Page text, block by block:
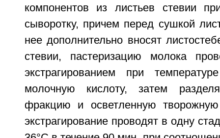
компонентов из листьев стевии
сыворотку, причем перед сушкой
нее дополнительно вносят
стевии, пастеризацию молока
экстрагированием при
молочную кислоту, затем
фракцию и осветленную
экстрагирование проводят в одну